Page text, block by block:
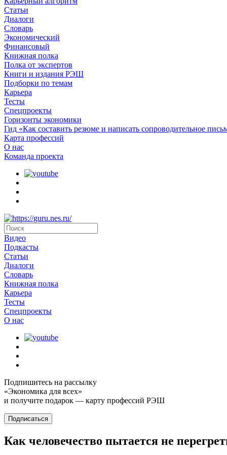
Статьи
Диалоги
Словарь
Экономический
Финансовый
Книжная полка
Полка от экспертов
Книги и издания РЭШ
Подборки по темам
Карьера
Тесты
Спецпроекты
Горизонты экономики
Гид «Как составить резюме и написать сопроводительное
Карта профессий
О наc
Команда проекта
Видео
Подкасты
Статьи
Диалоги
Словарь
Книжная полка
Карьера
Тесты
Спецпроекты
О наc
Подпишитесь на рассылку
«Экономика для всех»
и получите подарок — карту профессий РЭШ
Подписаться
Как человечество пытается не